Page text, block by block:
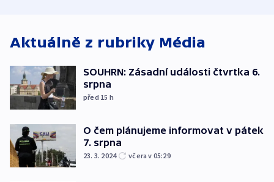
Aktuálně z rubriky Média
SOUHRN: Zásadní události čtvrtka 6.
srpna
před 15 h
O čem plánujeme informovat v pátek
7. srpna
23. 3. 2024 včera v 05:29